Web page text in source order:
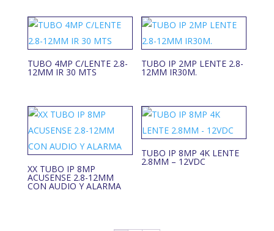
TUBO 4MP C/LENTE 2.8-
12MM IR 30 MTS
TUBO IP 2MP LENTE 2.8-
12MM IR30M.
XX TUBO IP 8MP
ACUSENSE 2.8-12MM
CON AUDIO Y ALARMA
TUBO IP 8MP 4K LENTE
2.8MM – 12VDC